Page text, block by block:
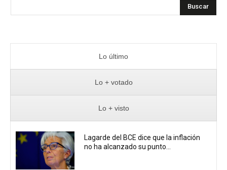
Buscar
Lo último
Lo + votado
Lo + visto
Lagarde del BCE dice que la inflación
no ha alcanzado su punto...